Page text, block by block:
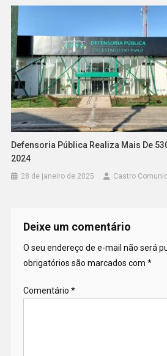
Defensoria Pública Realiza Mais De
2024
28 de janeiro de 2025 Castro
Deixe um comentário
O seu endereço de e-mail não será
obrigatórios são marcados com *
Comentário *